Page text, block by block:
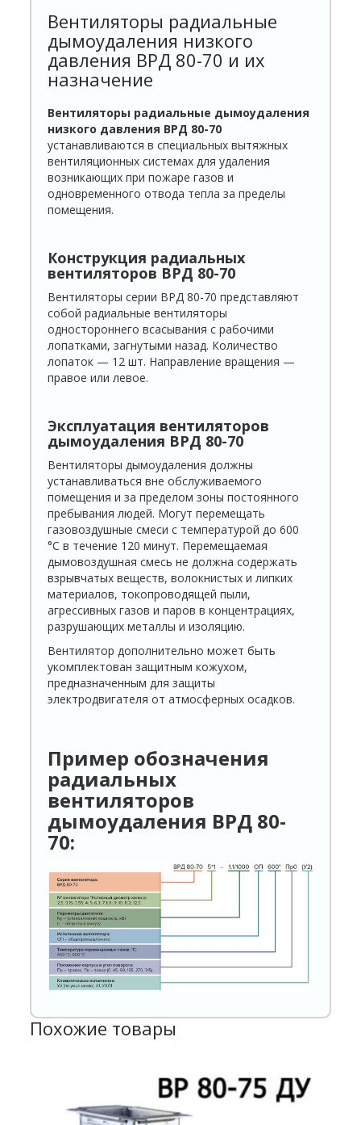
Вентиляторы радиальные
дымоудаления низкого
давления ВРД 80-70 и их
назначение
Вентиляторы радиальные дымоудаления
низкого давления ВРД 80-70
устанавливаются в специальных вытяжных
вентиляционных системах для удаления
возникающих при пожаре газов и
одновременного отвода тепла за пределы
помещения.
Конструкция радиальных
вентиляторов ВРД 80-70
Вентиляторы серии ВРД 80-70 представляют
собой радиальные вентиляторы
одностороннего всасывания с рабочими
лопатками, загнутыми назад. Количество
лопаток — 12 шт. Направление вращения —
правое или левое.
Эксплуатация вентиляторов
дымоудаления ВРД 80-70
Вентиляторы дымоудаления должны
устанавливаться вне обслуживаемого
помещения и за пределом зоны постоянного
пребывания людей. Могут перемещать
газовоздушные смеси с температурой до 600
°С в течение 120 минут. Перемещаемая
дымовоздушная смесь не должна содержать
взрывчатых веществ, волокнистых и липких
материалов, токопроводящей пыли,
агрессивных газов и паров в концентрациях,
разрушающих металлы и изоляцию.
Вентилятор дополнительно может быть
укомплектован защитным кожухом,
предназначенным для защиты
электродвигателя от атмосферных осадков.
Пример обозначения
радиальных
вентиляторов
дымоудаления ВРД 80-
70:
Похожие товары